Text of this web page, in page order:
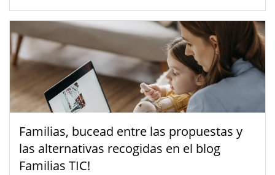
Familias, bucead entre las propuestas y
las alternativas recogidas en el blog
Familias TIC!